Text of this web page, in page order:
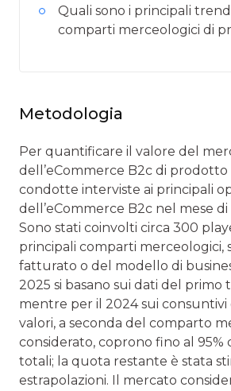
Quali sono i principali
comparti merceologici di
Metodologia
Per quantificare il valore del
dell’eCommerce B2c di prodotto
condotte interviste ai principali
dell’eCommerce B2c nel mese
Sono stati coinvolti circa 300
principali comparti merceologici,
fatturato o del modello di
2025 si basano sui dati del primo
mentre per il 2024 sui consuntivi
valori, a seconda del comparto
considerato, coprono fino al 95%
totali; la quota restante è stata
estrapolazioni. Il mercato